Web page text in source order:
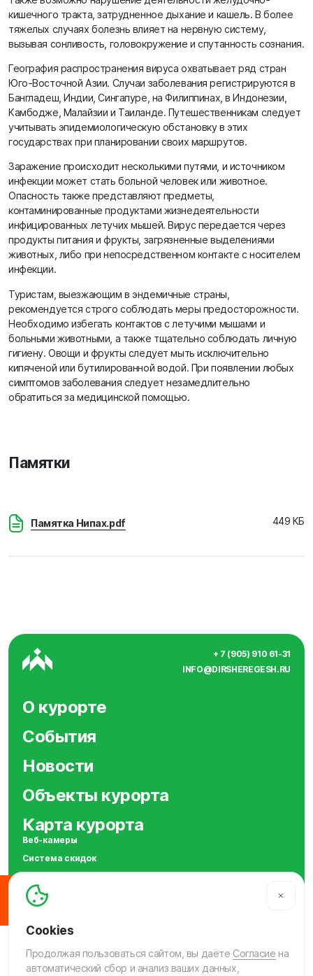
кишечного тракта, затрудненное дыхание и кашель. В более
тяжелых случаях болезнь влияет на нервную систему,
вызывая сонливость, головокружение и спутанность сознания.
География распространения вируса охватывает ряд стран
Юго-Восточной Азии. Случаи заболевания регистрируются в
Бангладеш, Индии, Сингапуре, на Филиппинах, в Индонезии,
Камбодже, Малайзии и Таиланде. Путешественникам следует
учитывать эпидемиологическую обстановку в этих
государствах при планировании своих маршрутов.
Заражение происходит несколькими путями, и источником
инфекции может стать больной человек или животное.
Опасность также представляют предметы,
контаминированные продуктами жизнедеятельности
инфицированных летучих мышей. Вирус передается через
продукты питания и фрукты, загрязненные выделениями
животных, либо при непосредственном контакте с носителем
инфекции.
Туристам, выезжающим в эндемичные страны,
рекомендуется строго соблюдать меры предосторожности.
Необходимо избегать контактов с летучими мышами и
больными животными, а также тщательно соблюдать личную
гигиену. Овощи и фрукты следует мыть исключительно
кипяченой или бутилированной водой. При появлении любых
симптомов заболевания следует незамедлительно
обратиться за медицинской помощью.
Памятки
Памятка Нипах.pdf 449 КБ
+ 7 (905) 910 61-31
INFO@DIRSHEREGESH.RU
О курорте
События
Новости
Объекты курорта
Карта курорта
Веб-камеры
Система скидок
Продолжая пользоваться сайтом, вы даёте Согласие на
автоматический сбор и анализ ваших данных,